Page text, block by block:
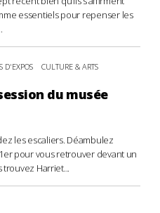
essentiels pour repenser les
D'EXPOS CULTURE & ARTS
du musée
les escaliers. Déambulez
pour vous retrouver devant un
Harriet...